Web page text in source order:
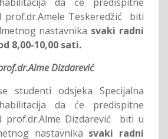
prof.dr.Amele Teskeredžić biti
nastavnika svaki radni
8,00-10,00 sati.
Dizdarević
studenti odsjeka Specijalna
da će predispitne
prof.dr.Alme Dizdarević biti u
nastavnika svaki radni